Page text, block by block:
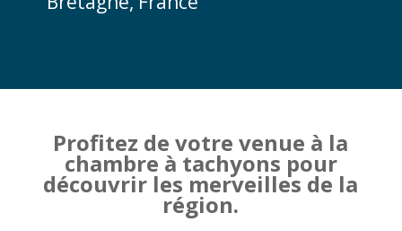
Profitez de votre venue à la
chambre à tachyons pour
découvrir les merveilles de la
région.